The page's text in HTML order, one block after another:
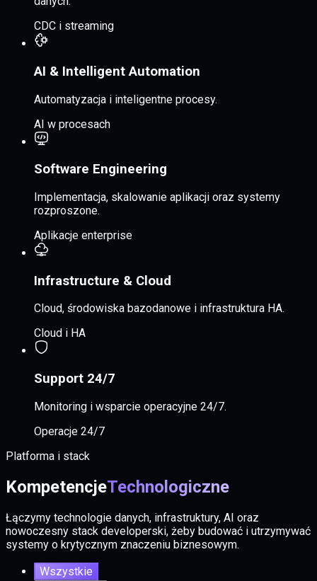
CDC i streaming
AI & Intelligent Automation
Automatyzacja i inteligentne procesy.
AI w procesach
Software Engineering
Implementacja, skalowanie aplikacji oraz systemy
rozproszone.
Aplikacje enterprise
Infrastructure & Cloud
Cloud, środowiska bazodanowe i infrastruktura HA.
Cloud i HA
Support 24/7
Monitoring i wsparcie operacyjne 24/7.
Operacje 24/7
Platforma i stack
KompetencjeTechnologiczne
Łączymy technologie danych, infrastruktury, AI oraz
nowoczesny stack developerski, żeby budować i utrzymywać
systemy o krytycznym znaczeniu biznesowym.
Wszystkie